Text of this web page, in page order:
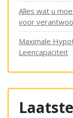
Alles wat u
voor
Maximale
Leencapaciteit